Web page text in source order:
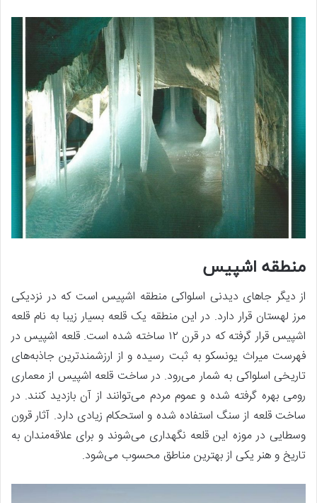
منطقه اشپیس
از دیگر جاهای دیدنی اسلواکی منطقه اشپیس است که در نزدیکی
مرز لهستان قرار دارد. در این منطقه یک قلعه بسیار زیبا به نام قلعه
اشپیس قرار گرفته که در قرن ۱۲ ساخته شده است. قلعه اشپیس در
فهرست میراث یونسکو به ثبت رسیده و از ارزشمندترین جاذبه‌های
تاریخی اسلواکی به شمار می‌رود. در ساخت قلعه اشپیس از معماری
رومی بهره گرفته شده و عموم مردم می‌توانند از آن بازدید کنند. در
ساخت قلعه از سنگ استفاده شده و استحکام زیادی دارد. آثار قرون
وسطایی در موزه این قلعه نگهداری می‌شوند و برای علاقه‌مندان به
تاریخ و هنر یکی از بهترین مناطق محسوب می‌شود.